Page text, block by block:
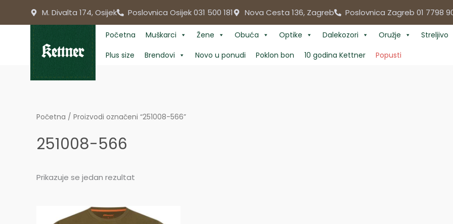
M. Divalta 174, Osijek Poslovnica Osijek 031 500 181 Nova Cesta 136, Zagreb Poslovnica Zagreb 01 7798
Početna Muškarci Žene Obuća Optike Dalekozori Oružje Streljivo
Plus size
Brendovi Novo u ponudi Poklon bon 10 godina Kettner Popusti
Početna / Proizvodi označeni “251008-566”
251008-566
Prikazuje se jedan rezultat
Price
range: